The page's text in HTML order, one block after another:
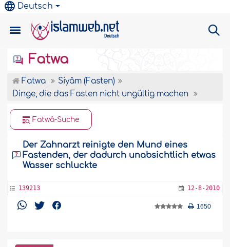
Deutsch
Fatwa
Fatwa
Siyâm (Fasten)
Dinge, die das Fasten nicht ungültig machen
Fatwâ-Suche
Der Zahnarzt reinigte den Mund eines
Fastenden, der dadurch unabsichtlich etwas
Wasser schluckte
139213 12-8-2010
1650